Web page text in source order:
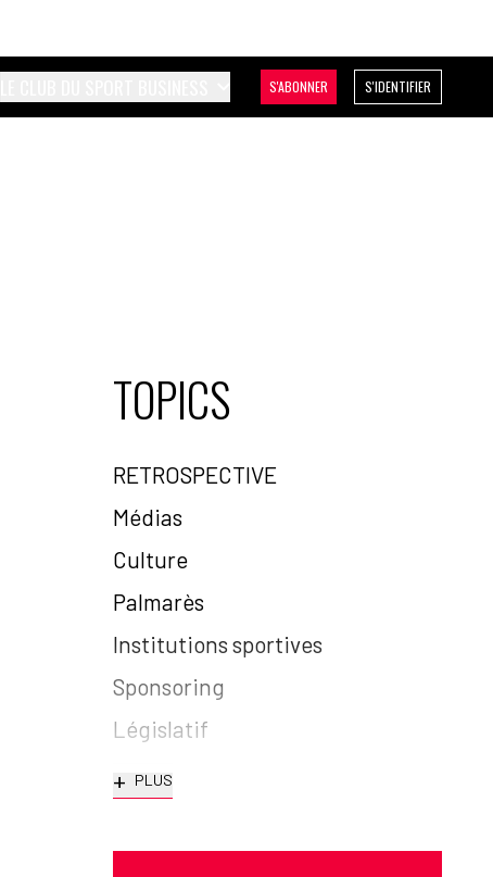
S'ABONNER S'IDENTIFIER
TOPICS
RETROSPECTIVE
Médias
Culture
Palmarès
Institutions sportives
Sponsoring
Législatif
+ PLUS